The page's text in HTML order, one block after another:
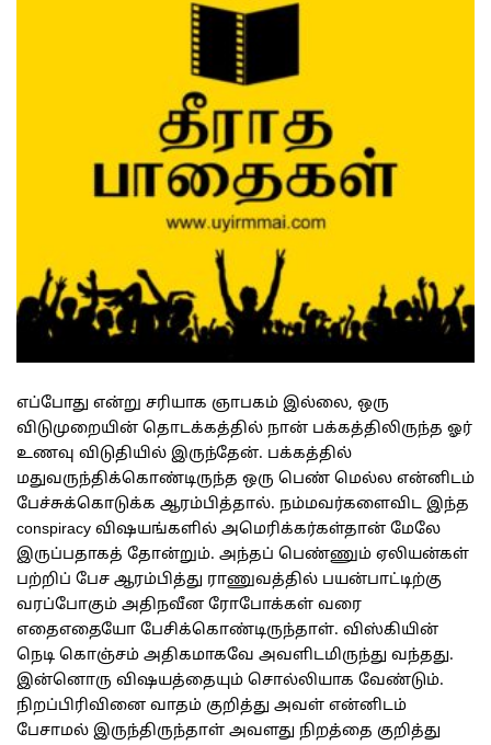
எப்போது என்று சரியாக ஞாபகம் இல்லை, ஒரு
விடுமுறையின் தொடக்கத்தில் நான் பக்கத்திலிருந்த ஓர்
உணவு விடுதியில் இருந்தேன். பக்கத்தில்
மதுவருந்திக்கொண்டிருந்த ஒரு பெண் மெல்ல என்னிடம்
பேச்சுக்கொடுக்க ஆரம்பித்தால். நம்மவர்களைவிட இந்த
conspiracy விஷயங்களில் அமெரிக்கர்கள்தான் மேலே
இருப்பதாகத் தோன்றும். அந்தப் பெண்ணும் ஏலியன்கள்
பற்றிப் பேச ஆரம்பித்து ராணுவத்தில் பயன்பாட்டிற்கு
வரப்போகும் அதிநவீன ரோபோக்கள் வரை
எதைஎதையோ பேசிக்கொண்டிருந்தாள். விஸ்கியின்
நெடி கொஞ்சம் அதிகமாகவே அவளிடமிருந்து வந்தது.
இன்னொரு விஷயத்தையும் சொல்லியாக வேண்டும்.
நிறப்பிரிவினை வாதம் குறித்து அவள் என்னிடம்
பேசாமல் இருந்திருந்தாள் அவளது நிறத்தை குறித்து